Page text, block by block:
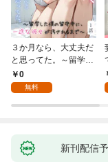
３か月なら、大丈夫だ
と思ってた。～留学し
た僕の留守中に、一途
な彼女が汚されるまで
0
無料
新刊配信